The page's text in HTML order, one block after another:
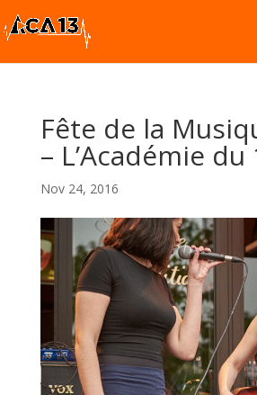
Fête de la
– L’Académie
Nov 24, 2016